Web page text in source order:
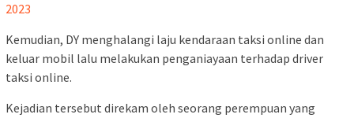
2023
Kemudian, DY menghalangi laju kendaraan taksi online dan
keluar mobil lalu melakukan penganiayaan terhadap driver
taksi online.
Kejadian tersebut direkam oleh seorang perempuan yang